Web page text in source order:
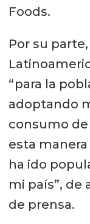
Foods.
Por su
“para la
adoptando
consumo
esta
ha ido
mi país”, de
de prensa.